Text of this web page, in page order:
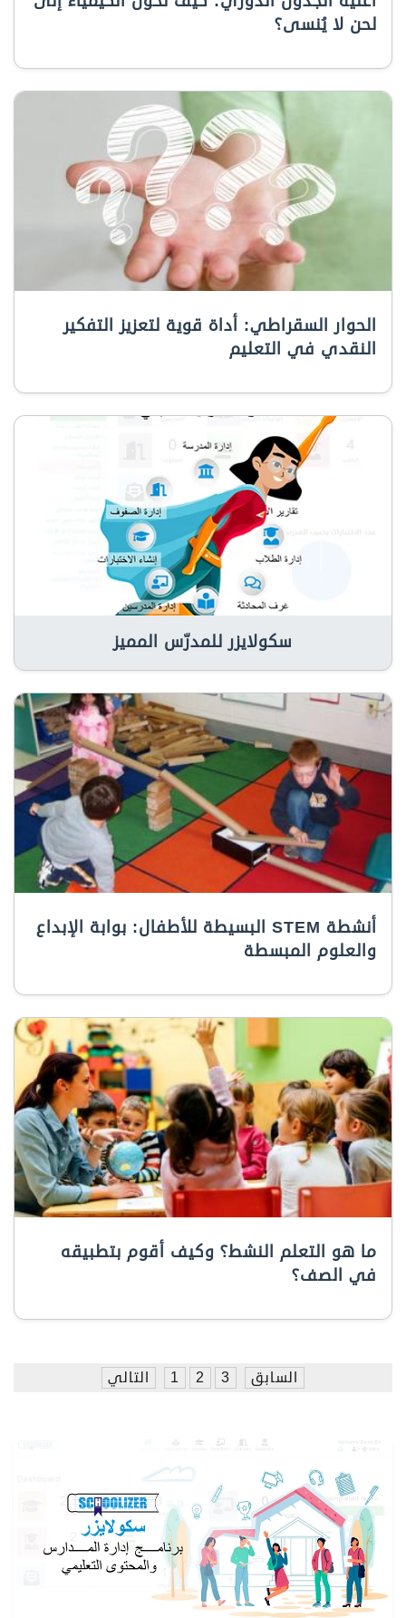
لحن لا يُنسى؟
الحوار السقراطي: أداة قوية لتعزيز التفكير
النقدي في التعليم
سكولايزر للمدرّس المميز
أنشطة STEM البسيطة للأطفال: بوابة الإبداع
والعلوم المبسطة
ما هو التعلم النشط؟ وكيف أقوم بتطبيقه
في الصف؟
السابق 1 2 3 التالي